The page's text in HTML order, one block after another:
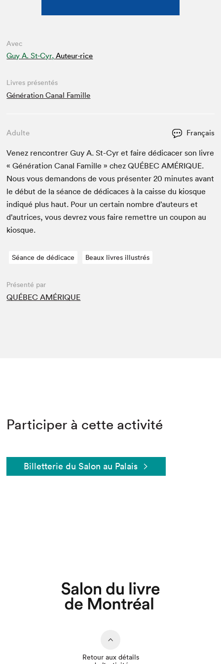
Avec
Guy A. St-Cyr, Auteur·rice
Livres présentés
Génération Canal Famille
Adulte Français
Venez ren­con­tr­er Guy A. St-Cyr et faire dédi­cac­er son livre
« Généra­tion Canal Famille » chezQUÉBEC AMÉRIQUE.
Nous vous deman­dons de vous présen­ter20 min­utes avant
le début de la séance de dédi­caces à la caisse du kiosque
indiqué plus haut. Pour un cer­tain nom­bre d’auteurs et
d’autrices, vous devrez vous faire remet­tre un coupon au
kiosque.
Séance de dédicace Beaux livres illustrés
Présenté par
QUÉBEC AMÉRIQUE
Participer à cette activité
Billetterie du Salon au Palais
Retour aux détails